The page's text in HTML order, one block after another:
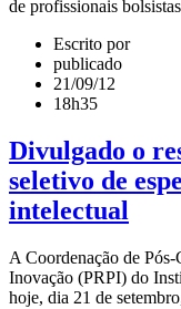
de profissionais
Escrito por
publicado
21/09/12
18h35
Divulgado o
seletivo de
intelectual
A Coordenação de
Inovação (PRPI) do
hoje, dia 21 de